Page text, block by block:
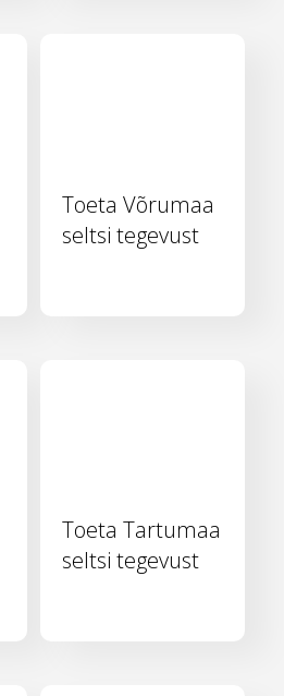
Toeta Võrumaa
seltsi tegevust
Toeta Tartumaa
seltsi tegevust